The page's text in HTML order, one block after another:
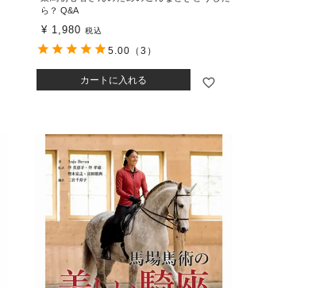
ら？ Q&A
¥ 1,980 税込
カートに入れる
5.00 （3）